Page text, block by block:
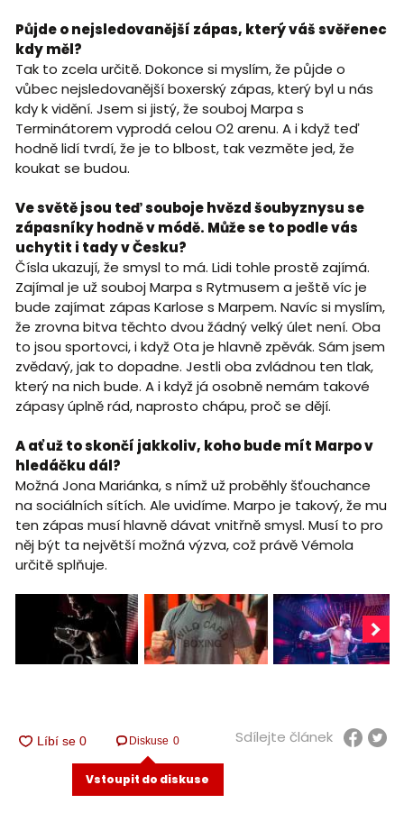
Půjde o nejsledovanější zápas, který váš svěřenec
kdy měl?
Tak to zcela určitě. Dokonce si myslím, že půjde o
vůbec nejsledovanější boxerský zápas, který byl u nás
kdy k vidění. Jsem si jistý, že souboj Marpa s
Terminátorem vyprodá celou O2 arenu. A i když teď
hodně lidí tvrdí, že je to blbost, tak vezměte jed, že
koukat se budou.
Ve světě jsou teď souboje hvězd šoubyznysu se
zápasníky hodně v módě. Může se to podle vás
uchytit i tady v Česku?
Čísla ukazují, že smysl to má. Lidi tohle prostě zajímá.
Zajímal je už souboj Marpa s Rytmusem a ještě víc je
bude zajímat zápas Karlose s Marpem. Navíc si myslím,
že zrovna bitva těchto dvou žádný velký úlet není. Oba
to jsou sportovci, i když Ota je hlavně zpěvák. Sám jsem
zvědavý, jak to dopadne. Jestli oba zvládnou ten tlak,
který na nich bude. A i když já osobně nemám takové
zápasy úplně rád, naprosto chápu, proč se dějí.
A ať už to skončí jakkoliv, koho bude mít Marpo v
hledáčku dál?
Možná Jona Mariánka, s nímž už proběhly šťouchance
na sociálních sítích. Ale uvidíme. Marpo je takový, že mu
ten zápas musí hlavně dávat vnitřně smysl. Musí to pro
něj být ta největší možná výzva, což právě Vémola
určitě splňuje.
Diskuse 0
Vstoupit do diskuse
Sdílejte článek